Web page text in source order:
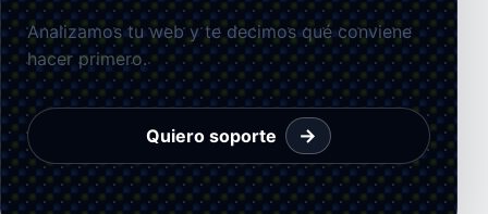
Analizamos tu web y te decimos qué conviene
hacer primero.
Quiero soporte →